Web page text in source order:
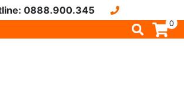
0888.900.345
0